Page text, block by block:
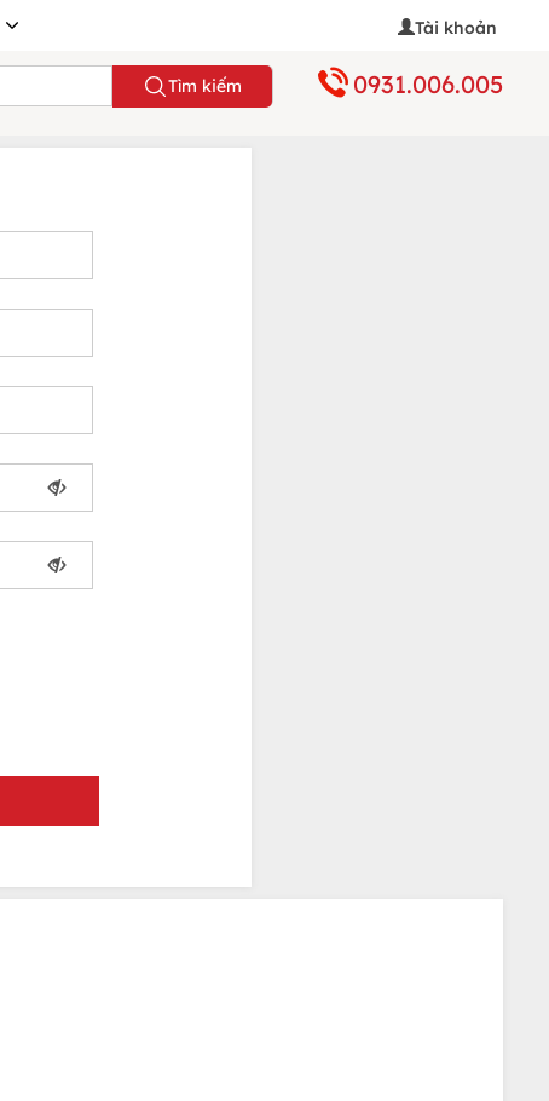
Tài khoản
Tìm kiếm 0931.006.005